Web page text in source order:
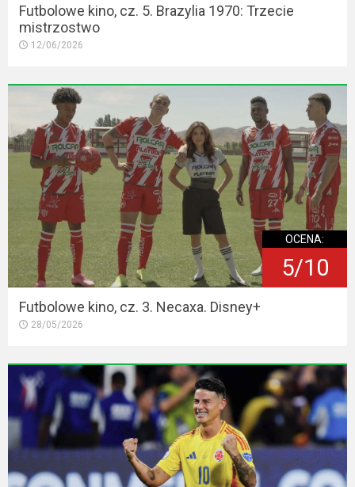
Futbolowe kino, cz. 5. Brazylia 1970: Trzecie
mistrzostwo
12/06/2026
OCENA:
5/10
Futbolowe kino, cz. 3. Necaxa. Disney+
28/05/2026